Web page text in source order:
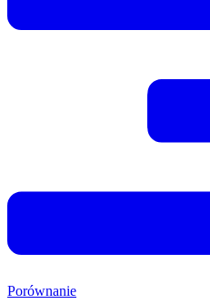
Porównanie